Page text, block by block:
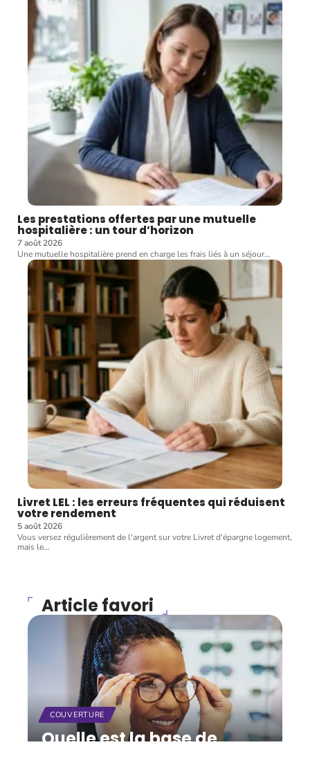
Les prestations offertes par une mutuelle
hospitalière : un tour d’horizon
7 août 2026
Une mutuelle hospitalière prend en charge les frais liés à un séjour…
Livret LEL : les erreurs fréquentes qui réduisent
votre rendement
5 août 2026
Vous versez régulièrement de l'argent sur votre Livret d'épargne logement,
mais le…
Article favori
COUVERTURE
Quelle est la base de